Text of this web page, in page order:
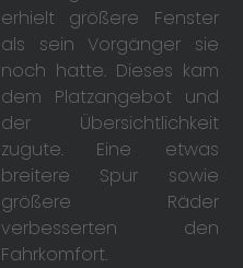
erhielt größere Fenster
als sein Vorgänger sie
noch hatte. Dieses kam
dem Platzangebot und
der Übersichtlichkeit
zugute. Eine etwas
breitere Spur sowie
größere Räder
verbesserten den
Fahrkomfort.